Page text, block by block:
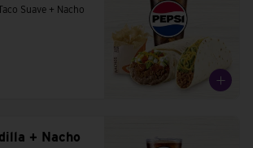
Suave + Nacho
+ Nacho